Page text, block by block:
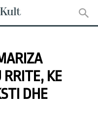
RRITE, KE
DHE